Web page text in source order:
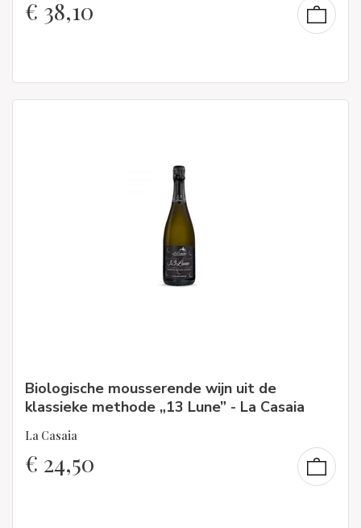
€ 38,10
Biologische mousserende wijn uit de
klassieke methode „13 Lune” - La Casaia
La Casaia
€ 24,50